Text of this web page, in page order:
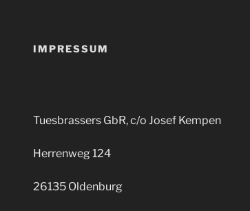
IMPRESSUM
Tuesbrassers GbR, c/o Josef Kempen
Herrenweg 124
26135 Oldenburg